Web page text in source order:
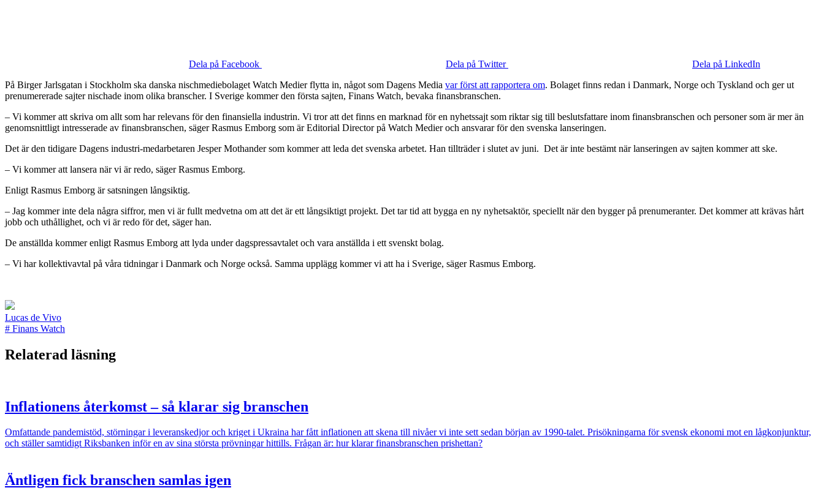
Dela på Facebook Dela på Twitter
Dela på LinkedIn
På Birger Jarlsgatan i Stockholm ska danska nischmediebolaget Watch Medier flytta in, något som Dagens Media var först att rapportera om. Bolaget finns redan i Danmark, Norge och Tyskland och ger ut
prenumererade sajter nischade inom olika branscher. I Sverige kommer den första sajten, Finans Watch, bevaka finansbranschen.
– Vi kommer att skriva om allt som har relevans för den finansiella industrin. Vi tror att det finns en marknad för en nyhetssajt som riktar sig till beslutsfattare inom finansbranschen och personer som är mer än
genomsnittligt intresserade av finansbranschen, säger Rasmus Emborg som är Editorial Director på Watch Medier och ansvarar för den svenska lanseringen.
Det är den tidigare Dagens industri-medarbetaren Jesper Mothander som kommer att leda det svenska arbetet. Han tillträder i slutet av juni. Det är inte bestämt när lanseringen av sajten kommer att ske.
– Vi kommer att lansera när vi är redo, säger Rasmus Emborg.
Enligt Rasmus Emborg är satsningen långsiktig.
– Jag kommer inte dela några siffror, men vi är fullt medvetna om att det är ett långsiktigt projekt. Det tar tid att bygga en ny nyhetsaktör, speciellt när den bygger på prenumeranter. Det kommer att krävas hårt
jobb och uthållighet, och vi är redo för det, säger han.
De anställda kommer enligt Rasmus Emborg att lyda under dagspressavtalet och vara anställda i ett svenskt bolag.
– Vi har kollektivavtal på våra tidningar i Danmark och Norge också. Samma upplägg kommer vi att ha i Sverige, säger Rasmus Emborg.
Lucas de Vivo
# Finans Watch
Relaterad läsning
Inflationens återkomst – så klarar sig branschen
Omfattande pandemistöd, störningar i leveranskedjor och kriget i Ukraina har fått inflationen att skena till nivåer vi inte sett sedan början av 1990-talet. Prisökningarna för svensk ekonomi mot en lågkonjunktur,
och ställer samtidigt Riksbanken inför en av sina största prövningar hittills. Frågan är: hur klarar finansbranschen prishettan?
Äntligen fick branschen samlas igen